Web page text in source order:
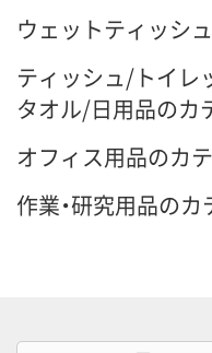
ウェットティッシ
ティッシュ/トイレ
タオル/日用品のカ
オフィス用品のカ
作業・研究用品のカ